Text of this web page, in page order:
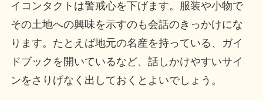
イコンタクトは警戒心を下げます。服装や小物で
その土地への興味を示すのも会話のきっかけにな
ります。たとえば地元の名産を持っている、ガイ
ドブックを開いているなど、話しかけやすいサイ
ンをさりげなく出しておくとよいでしょう。